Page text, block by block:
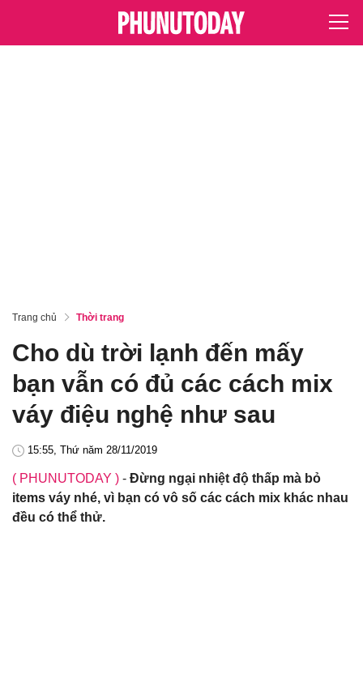
Trang chủ Thời trang
Cho dù trời lạnh đến mấy
bạn vẫn có đủ các cách mix
váy điệu nghệ như sau
15:55, Thứ năm 28/11/2019
( PHUNUTODAY ) - Đừng ngại nhiệt độ thấp mà bỏ
items váy nhé, vì bạn có vô số các cách mix khác nhau
đều có thể thử.